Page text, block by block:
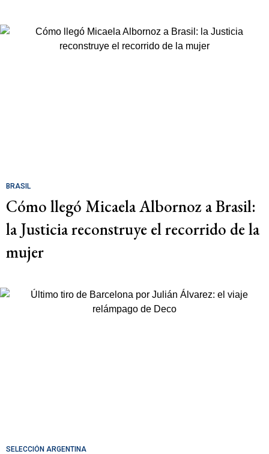
BRASIL
Cómo llegó Micaela Albornoz a Brasil:
la Justicia reconstruye el recorrido de la
mujer
SELECCIÓN ARGENTINA